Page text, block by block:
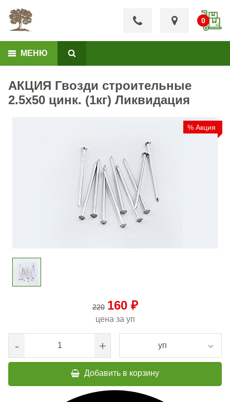
МЕНЮ
АКЦИЯ Гвозди строительные
2.5x50 цинк. (1кг) Ликвидация
% Акция
220 160 ₽
цена за уп
- + уп
Добавить в корзину